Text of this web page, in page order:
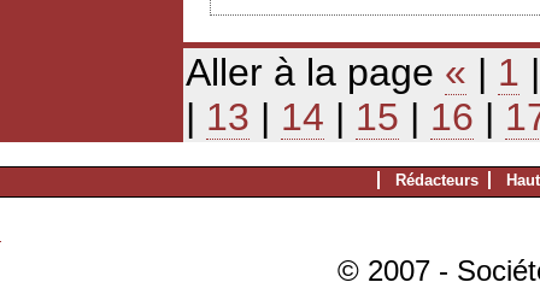
Aller à la page « | 1
| 13 | 14 | 15 | 16 |
Rédacteurs
© 2007 -